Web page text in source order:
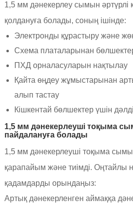
1,5 мм дәнекерлеу сымын әртүрлі
қолдануға болады, соның ішінде:
Электронды құрастыру және
Схема платаларынан
ПХД орналасуларын нақтылау
Қайта өңдеу жұмыстарынан
алып тастау
Кішкентай бөлшектер үшін
1,5 мм дәнекерлеуші ​​тоқыма
пайдалануға болады
1,5 мм дәнекерлеуші ​​тоқыма
қарапайым және тиімді. Оңтайлы
қадамдарды орындаңыз:
Артық дәнекерленген аймаққа